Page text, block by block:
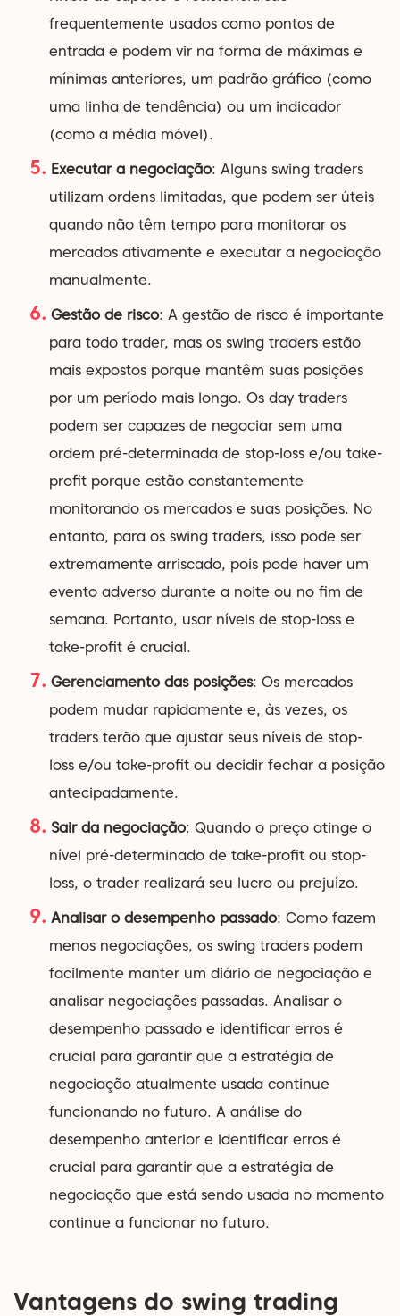
frequentemente usados como pontos de
entrada e podem vir na forma de máximas e
mínimas anteriores, um padrão gráfico (como
uma linha de tendência) ou um indicador
(como a média móvel).
Executar a negociação: Alguns swing traders
utilizam ordens limitadas, que podem ser úteis
quando não têm tempo para monitorar os
mercados ativamente e executar a negociação
manualmente.
Gestão de risco: A gestão de risco é importante
para todo trader, mas os swing traders estão
mais expostos porque mantêm suas posições
por um período mais longo. Os day traders
podem ser capazes de negociar sem uma
ordem pré-determinada de stop-loss e/ou take-
profit porque estão constantemente
monitorando os mercados e suas posições. No
entanto, para os swing traders, isso pode ser
extremamente arriscado, pois pode haver um
evento adverso durante a noite ou no fim de
semana. Portanto, usar níveis de stop-loss e
take-profit é crucial.
Gerenciamento das posições: Os mercados
podem mudar rapidamente e, às vezes, os
traders terão que ajustar seus níveis de stop-
loss e/ou take-profit ou decidir fechar a posição
antecipadamente.
Sair da negociação: Quando o preço atinge o
nível pré-determinado de take-profit ou stop-
loss, o trader realizará seu lucro ou prejuízo.
Analisar o desempenho passado: Como fazem
menos negociações, os swing traders podem
facilmente manter um diário de negociação e
analisar negociações passadas. Analisar o
desempenho passado e identificar erros é
crucial para garantir que a estratégia de
negociação atualmente usada continue
funcionando no futuro. A análise do
desempenho anterior e identificar erros é
crucial para garantir que a estratégia de
negociação que está sendo usada no momento
continue a funcionar no futuro.
Vantagens do swing trading